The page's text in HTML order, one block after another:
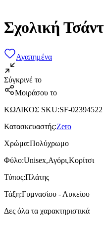
Σχολική
Αγαπημένα
Σύγκρινέ το
Μοιράσου το
ΚΩΔΙΚΟΣ SKU:SF-02394522
Κατασκευαστής:Zero
Χρώμα:Πολύχρωμο
Φύλο:Unisex,Αγόρι,Κορίτσι
Τύπος:Πλάτης
Τάξη:Γυμνασίου - Λυκείου
Δες όλα τα χαρακτηριστικά